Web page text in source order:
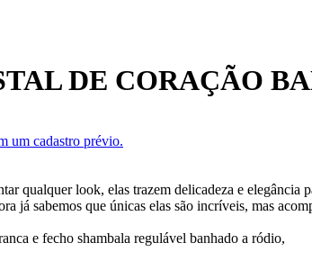
DE CORAÇÃO
um cadastro prévio.
qualquer look, elas trazem delicadeza e
já sabemos que únicas elas são incríveis, mas
e fecho shambala regulável banhado a ródio,